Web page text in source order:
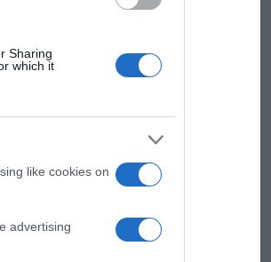
Sharing
which it
like cookies on
advertising
az,